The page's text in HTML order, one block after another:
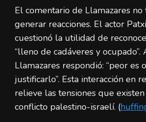
El comentario de Llamazares no
generar reacciones. El actor
cuestionó la utilidad de
“lleno de cadáveres y ocupado”.
Llamazares respondió: “peor es
justificarlo”. Esta interacción en
relieve las tensiones que
conflicto palestino-israelí. (